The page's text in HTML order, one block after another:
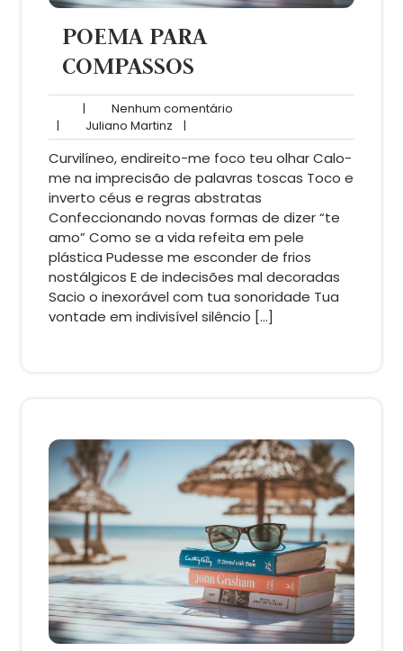
POEMA PARA
COMPASSOS
| Nenhum comentário
| Juliano Martinz Juliano
Martinz
|
Curvilíneo, endireito-me foco teu olhar Calo-
me na imprecisão de palavras toscas Toco e
inverto céus e regras abstratas
Confeccionando novas formas de dizer “te
amo” Como se a vida refeita em pele
plástica Pudesse me esconder de frios
nostálgicos E de indecisões mal decoradas
Sacio o inexorável com tua sonoridade Tua
vontade em indivisível silêncio […]